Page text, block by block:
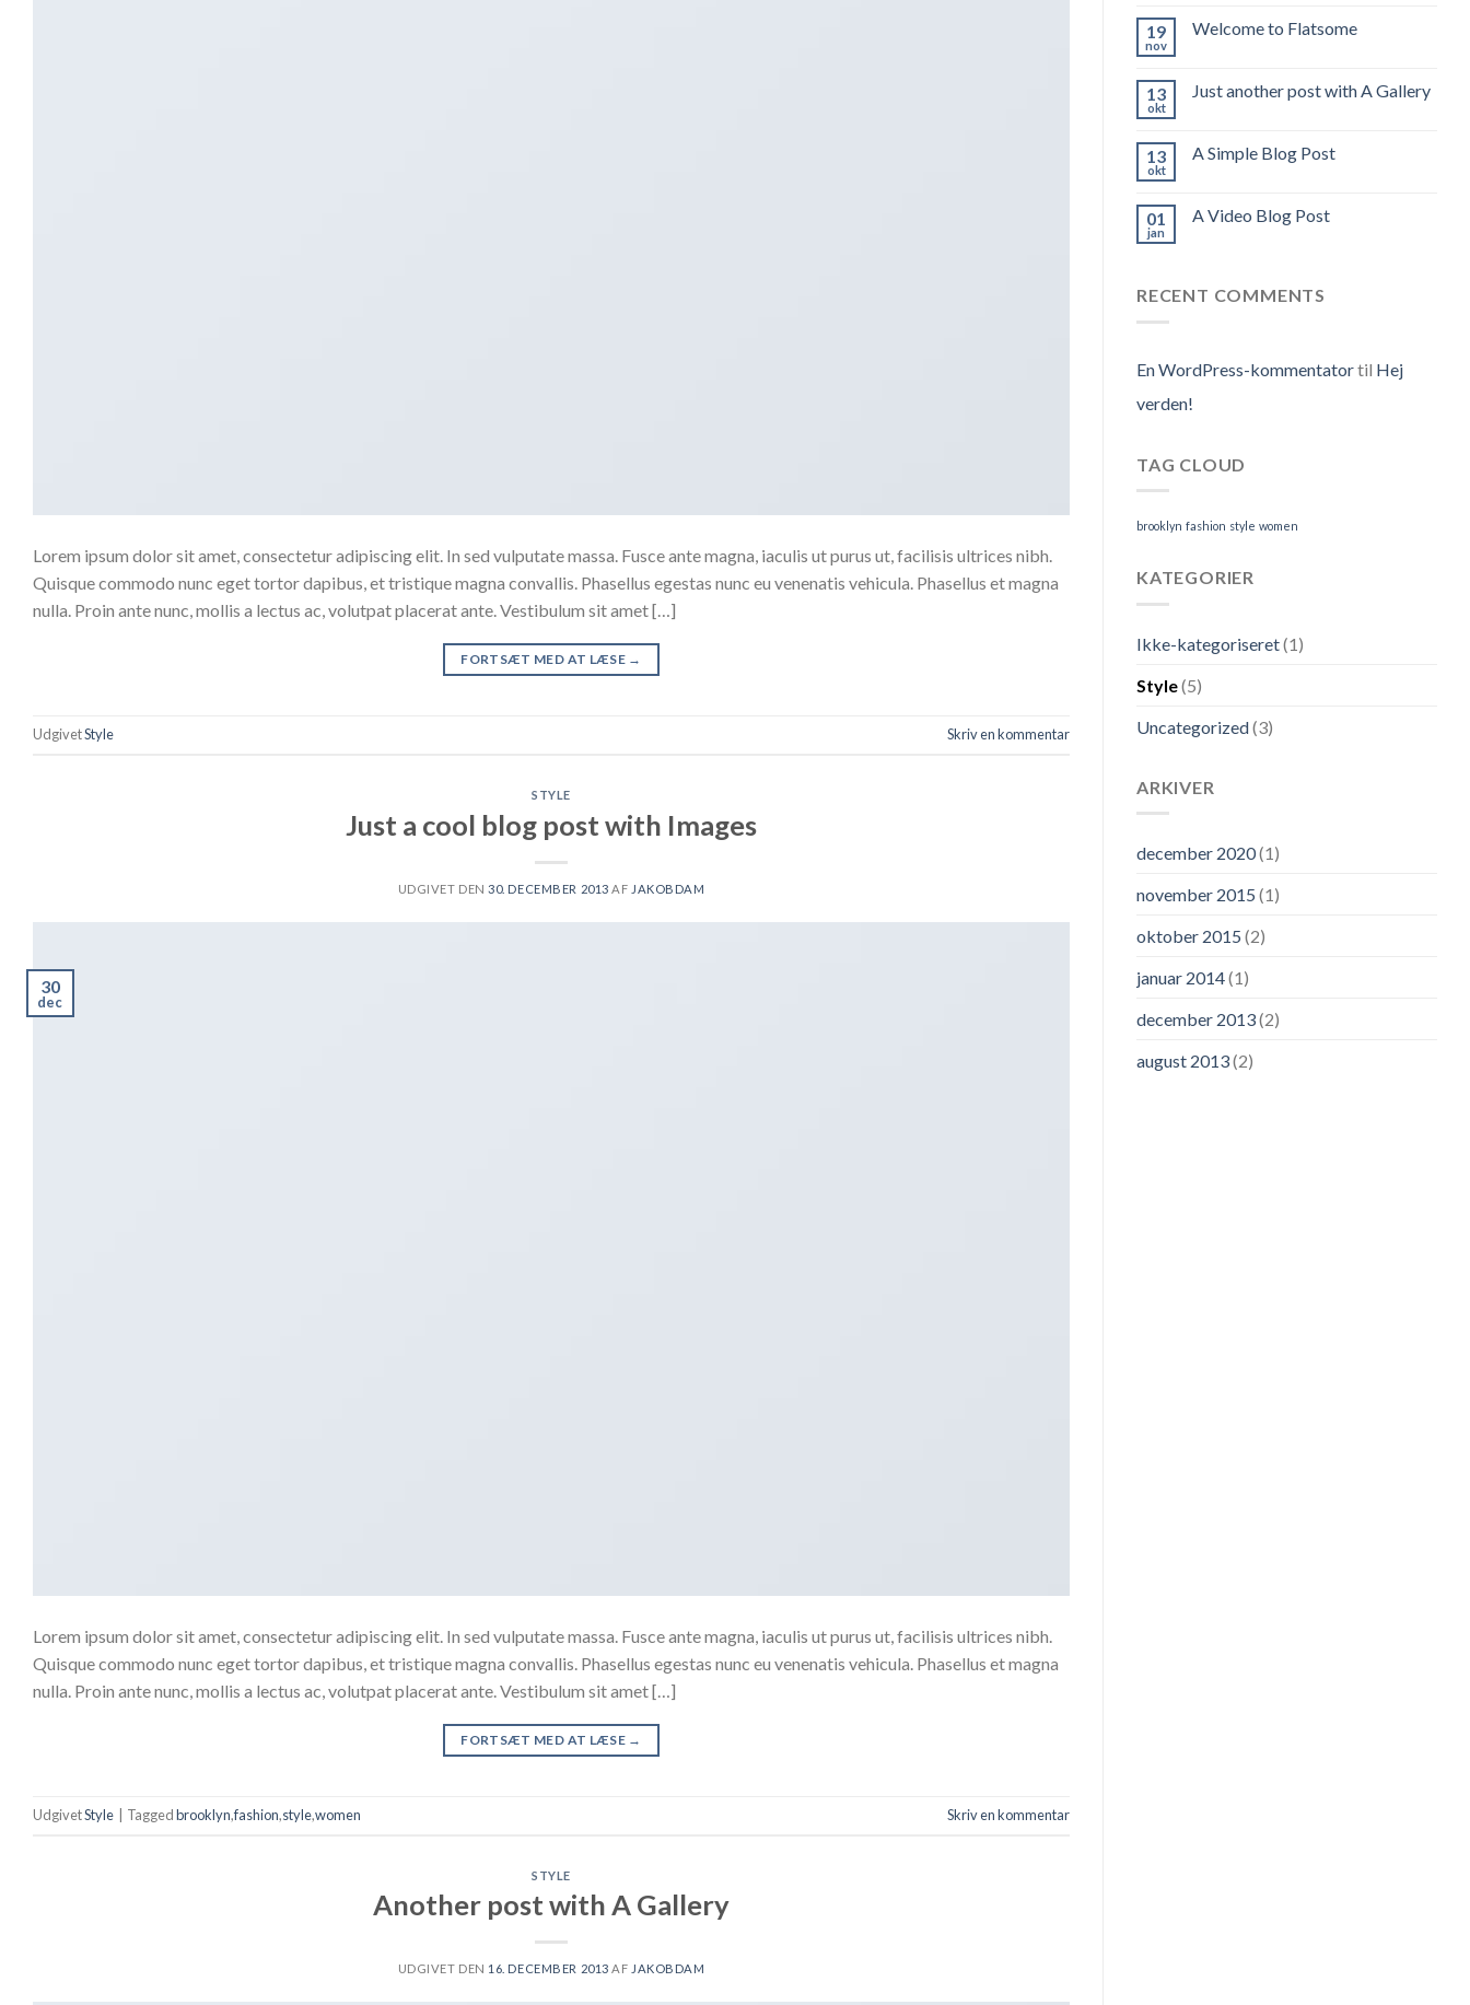
Lorem ipsum dolor sit amet, consectetur adipiscing elit. In sed vulputate massa. Fusce ante magna, iaculis ut purus ut, facilisis ultrices nibh.
Quisque commodo nunc eget tortor dapibus, et tristique magna convallis. Phasellus egestas nunc eu venenatis vehicula. Phasellus et magna
nulla. Proin ante nunc, mollis a lectus ac, volutpat placerat ante. Vestibulum sit amet […]
FORTSÆT MED AT LÆSE →
UdgivetStyle Skriv en kommentar
STYLE
Just a cool blog post with Images
UDGIVET DEN30. DECEMBER 2013 AF JAKOBDAM
30
dec
Lorem ipsum dolor sit amet, consectetur adipiscing elit. In sed vulputate massa. Fusce ante magna, iaculis ut purus ut, facilisis ultrices nibh.
Quisque commodo nunc eget tortor dapibus, et tristique magna convallis. Phasellus egestas nunc eu venenatis vehicula. Phasellus et magna
nulla. Proin ante nunc, mollis a lectus ac, volutpat placerat ante. Vestibulum sit amet […]
FORTSÆT MED AT LÆSE →
UdgivetStyle Taggedbrooklyn,fashion,style,women Skriv en kommentar
STYLE
Another post with A Gallery
UDGIVET DEN 16. DECEMBER 2013 AF JAKOBDAM
19
nov
Welcome to Flatsome
13
okt
Just another post with A Gallery
13
okt
A Simple Blog Post
01
jan
A Video Blog Post
RECENT COMMENTS
En WordPress-kommentatortil Hej
verden!
TAG CLOUD
brooklyn fashion style women
KATEGORIER
Ikke-kategoriseret(1)
Style(5)
Uncategorized(3)
ARKIVER
december 2020(1)
november 2015 (1)
oktober 2015 (2)
januar 2014(1)
december 2013(2)
august 2013(2)